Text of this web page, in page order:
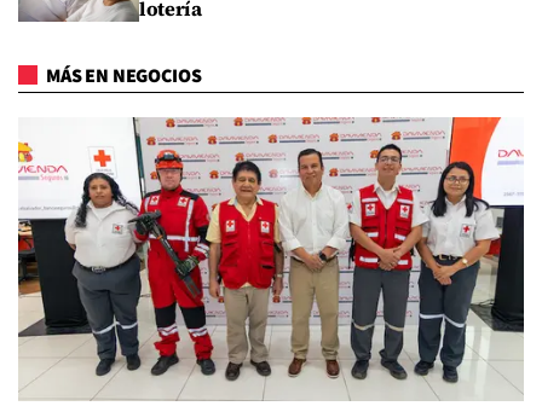
lotería
MÁS EN NEGOCIOS